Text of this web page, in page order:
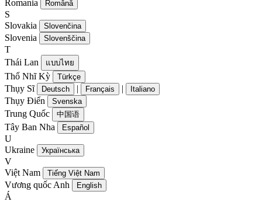
Romania
Română
S
Slovakia
Slovenčina
Slovenia Slovenščina
T
Thái Lan
แบบไทย
Thổ Nhĩ Kỳ Türkçe
Thụy Sĩ Deutsch | Français | Italiano
Thụy Điển Svenska
Trung Quốc 中国语
Tây Ban Nha Español
U
Ukraine
Українська
V
Việt Nam
Tiếng Việt Nam
Vương quốc Anh English
Á